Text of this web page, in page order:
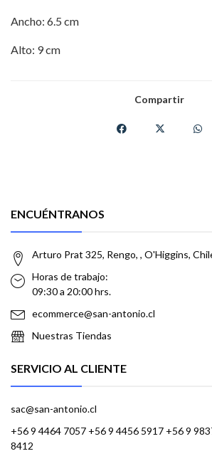
Ancho: 6.5 cm
Alto: 9 cm
Compartir
ENCUÉNTRANOS
Arturo Prat 325, Rengo, , O'Higgins,
Horas de trabajo:
09:30 a 20:00 hrs.
ecommerce@san-antonio.cl
Nuestras Tiendas
SERVICIO AL CLIENTE
sac@san-antonio.cl
+56 9 4464 7057 +56 9 4456 5917 +56 9
8412